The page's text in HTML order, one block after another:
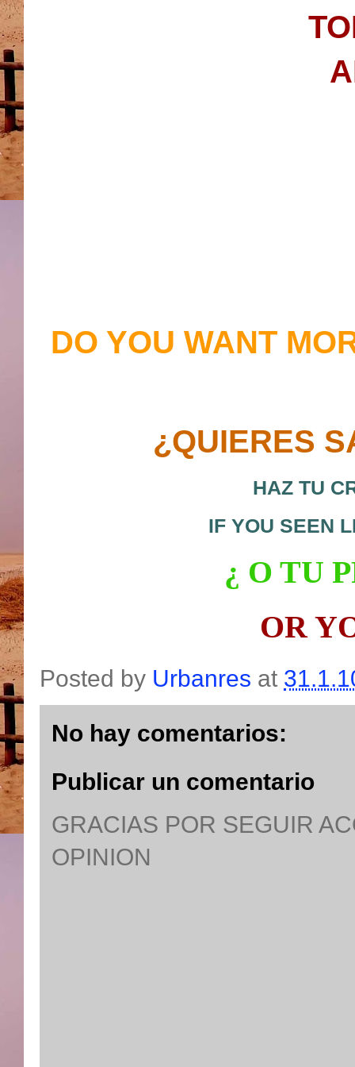
DO YOU WANT
¿QUIERES
HAZ TU
IF YOU SEEN
¿ O TU
OR Y
Posted by Urbanres at
No hay comentarios:
Publicar un comentario
GRACIAS POR SEGUIR
OPINION